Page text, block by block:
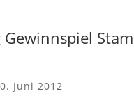
Juni 2012